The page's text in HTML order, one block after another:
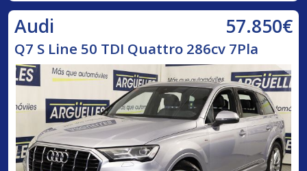
Audi 57.850€
Q7 S Line 50 TDI Quattro 286cv 7Pla